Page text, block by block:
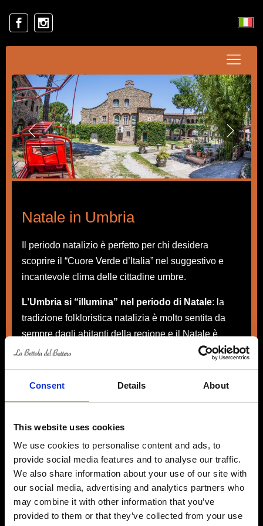
Consent Details About
This website uses cookies
We use cookies to personalise content and ads, to
provide social media features and to analyse our traffic.
We also share information about your use of our site with
our social media, advertising and analytics partners who
may combine it with other information that you’ve
provided to them or that they’ve collected from your use
Natale in Umbria
Il periodo natalizio è perfetto per chi desidera
scoprire il “Cuore Verde d’Italia” nel suggestivo e
incantevole clima delle cittadine umbre.
L’Umbria si “illumina” nel periodo di Natale: la
tradizione folkloristica natalizia è molto sentita da
sempre dagli abitanti della regione e il Natale è
proprio il momento in cui la cultura e la tradizione,
mostrate nel proprio splendore.
si possono trovare dappertutto i classici mercatini di
manifestazioni dell’artigianato, dell’hobbistica e
dell’enogastronomia.
La tradizione religiosa, qui nella regione di San
Francesco d’Assisi, è particolarmente viva a Natale